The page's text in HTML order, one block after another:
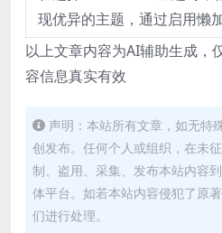
现优异的主题，通过启用懒
以上文章内容为AI辅助生成，
容信息真实有效
声明：本站所有文章，如无特
创发布。任何个人或组织，在未
制、盗用、采集、发布本站内容
体平台。如若本站内容侵犯了原
们进行处理。